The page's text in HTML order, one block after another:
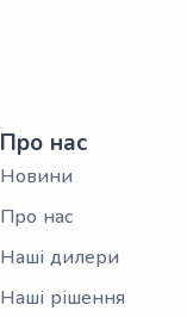
Про нас
Новини
Про нас
Наші дилери
Наші рішення